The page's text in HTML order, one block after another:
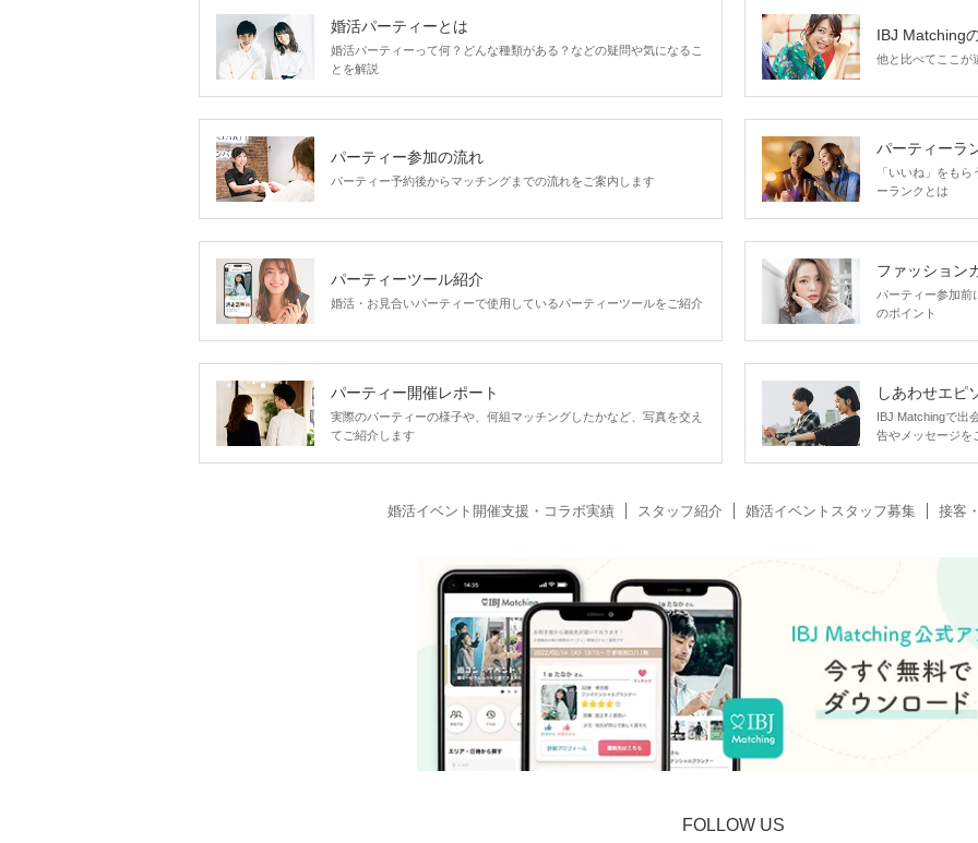
婚活パーティーとは
婚活パーティーって何？どんな種類がある？などの疑問や気になるこ
とを解説
IBJ Matching
他と比べてここが
パーティー参加の流れ
パーティー予約後からマッチングまでの流れをご案内します
パーティーラ
「いいね」をも
ーランクとは
パーティーツール紹介
婚活・お見合いパーティーで使用しているパーティーツールをご紹介
ファッション
パーティー参加前
のポイント
パーティー開催レポート
実際のパーティーの様子や、何組マッチングしたかなど、写真を交え
てご紹介します
しあわせエピ
IBJ Matchingで出
告やメッセージを
婚活イベント開催支援・コラボ実績 スタッフ紹介 婚活イベントスタッフ募集 接客
FOLLOW US